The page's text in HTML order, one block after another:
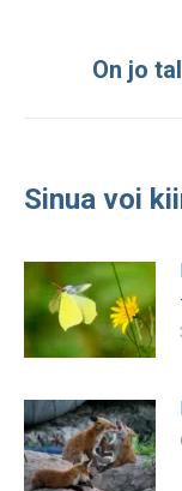
On jo
Sinua voi